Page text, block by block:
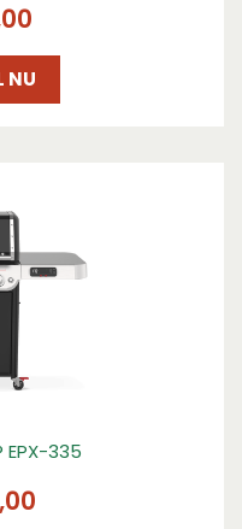
00
NU
EPX-335
,00